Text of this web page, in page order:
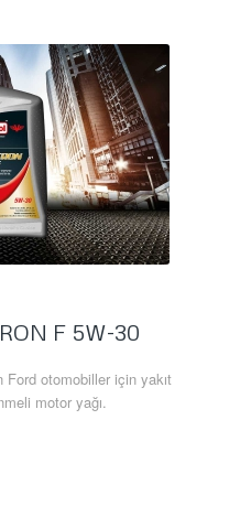
F 5W-30
otomobiller için yakıt
motor yağı.